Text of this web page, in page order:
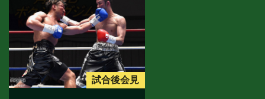
試合後会見